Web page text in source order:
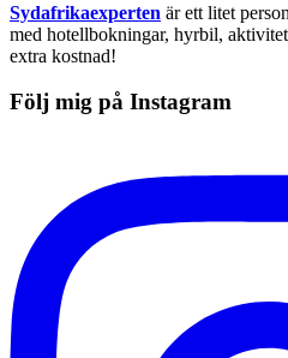
Sydafrikaexperten är ett litet
med hotellbokningar, hyrbil,
extra kostnad!
Följ mig på Instagram